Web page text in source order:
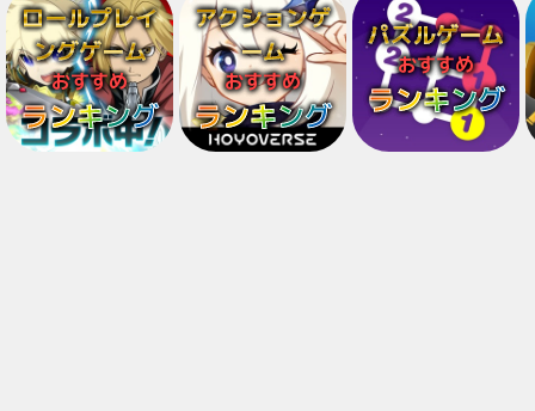
ロールプレイ
ングゲーム
おすすめ
ランキング
アクションゲ
ーム
おすすめ
ランキング
パズルゲーム
おすすめ
ランキング